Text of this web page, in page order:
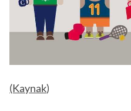
(Kaynak)